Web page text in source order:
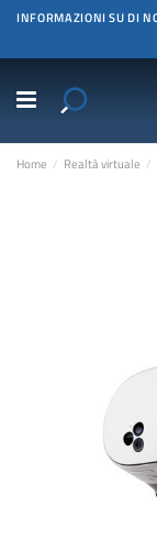
INFORMAZIONI SU DI
Home Realtà virtuale